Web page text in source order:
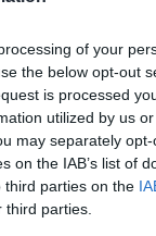
of your
the below opt-out
is processed
utilized by us
may separately
on the IAB’s list of
third parties on the
parties.
és
a